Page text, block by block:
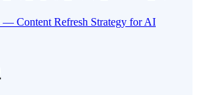
— Content Refresh Strategy for AI